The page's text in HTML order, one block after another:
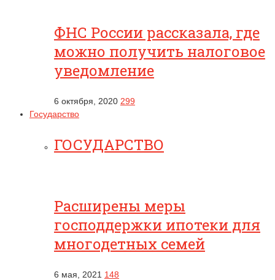
ФНС России рассказала, где
можно получить налоговое
уведомление
6 октября, 2020 299
Государство
ГОСУДАРСТВО
Расширены меры
господдержки ипотеки для
многодетных семей
6 мая, 2021 148